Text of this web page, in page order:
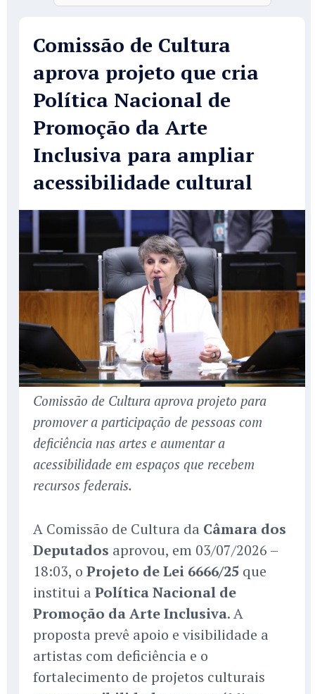
Comissão de Cultura
aprova projeto que cria
Política Nacional de
Promoção da Arte
Inclusiva para ampliar
acessibilidade cultural
Comissão de Cultura aprova projeto para
promover a participação de pessoas com
deficiência nas artes e aumentar a
acessibilidade em espaços que recebem
recursos federais.
A Comissão de Cultura da Câmara dos
Deputados aprovou, em 03/07/2026 –
18:03, o Projeto de Lei 6666/25 que
institui a Política Nacional de
Promoção da Arte Inclusiva. A
proposta prevê apoio e visibilidade a
artistas com deficiência e o
fortalecimento de projetos culturais